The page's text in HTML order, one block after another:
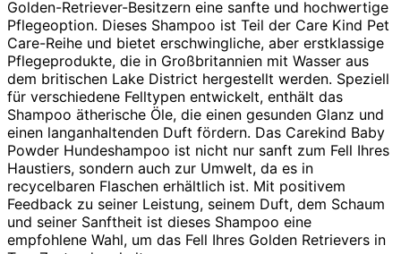
Golden-Retriever-Besitzern eine sanfte und hochwertige
Pflegeoption. Dieses Shampoo ist Teil der Care Kind Pet
Care-Reihe und bietet erschwingliche, aber erstklassige
Pflegeprodukte, die in Großbritannien mit Wasser aus
dem britischen Lake District hergestellt werden. Speziell
für verschiedene Felltypen entwickelt, enthält das
Shampoo ätherische Öle, die einen gesunden Glanz und
einen langanhaltenden Duft fördern. Das Carekind Baby
Powder Hundeshampoo ist nicht nur sanft zum Fell Ihres
Haustiers, sondern auch zur Umwelt, da es in
recycelbaren Flaschen erhältlich ist. Mit positivem
Feedback zu seiner Leistung, seinem Duft, dem Schaum
und seiner Sanftheit ist dieses Shampoo eine
empfohlene Wahl, um das Fell Ihres Golden Retrievers in